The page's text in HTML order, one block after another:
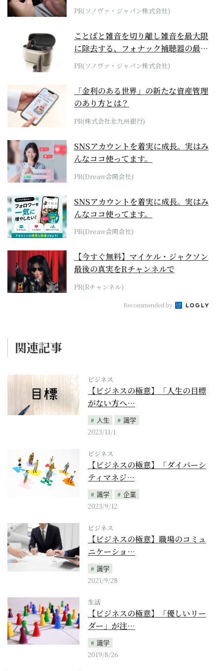
PR(ソノヴァ・ジャパン株式会社)
ことばと雑音を切り離し雑音を最大限
に除去する、フォナック補聴器の最上
位モデル
PR(ソノヴァ・ジャパン株式会社)
「金利のある世界」の新たな資産管理
のあり方とは？
PR(株式会社北九州銀行)
SNSアカウントを着実に成長。実はみ
んなココ使ってます。
PR(Dreaw合同会社)
SNSアカウントを着実に成長。実はみ
んなココ使ってます。
PR(Dreaw合同会社)
【今すぐ無料】マイケル・ジャクソン
最後の真実をRチャンネルで
PR(Rチャンネル)
Recommended by
関連記事
ビジネス
【ビジネスの極意】「人生の目標
がない方へ…
人生
識学
2023/11/1
ビジネス
【ビジネスの極意】「ダイバーシ
ティマネジ…
識学
企業
2023/9/12
ビジネス
【ビジネスの極意】職場のコミュ
ニケーショ…
識学
2021/9/28
生活
【ビジネスの極意】「優しいリー
ダー」が注…
識学
2019/8/26